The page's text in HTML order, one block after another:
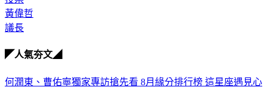
黃偉哲
議長
◤人氣夯文◢
何潤東、曹佑寧獨家專訪搶先看 8月緣分排行榜 這星座遇見心